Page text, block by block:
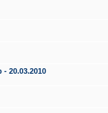
- 20.03.2010